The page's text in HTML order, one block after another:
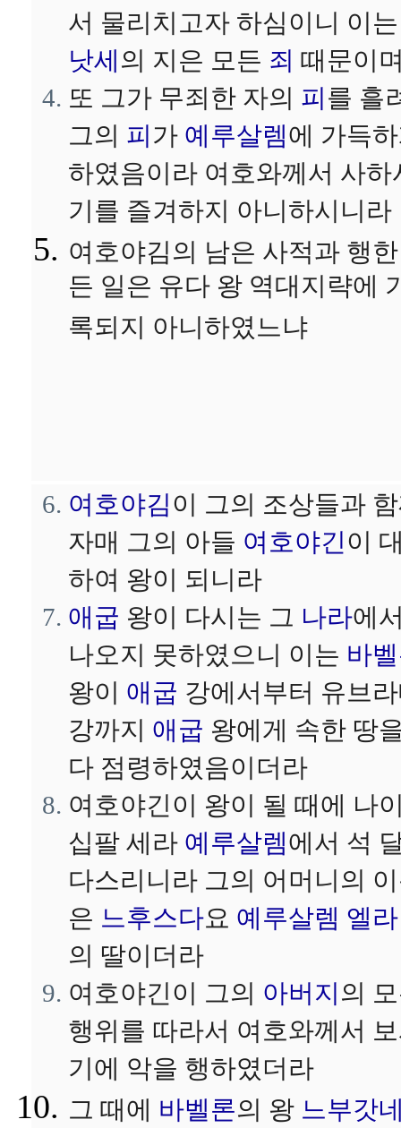
서 물리치고자 하심이니 이
낫세의 지은 모든 죄 때문이
또 그가 무죄한 자의 피 를 흘
그의 피 가 예루살렘에 가득
하였음이라 여호와께서 사하
기를 즐겨하지 아니하시니라
여호야김의 남은 사적과 행
든 일은 유다 왕 역대지략에
록되지 아니하였느냐
여호야김이 그의 조상들과
자매 그의 아들 여호야긴이
하여 왕이 되니라
애굽 왕이 다시는 그 나라에
나오지 못하였으니 이는 바
왕이 애굽 강에서부터 유브
강까지 애굽 왕에게 속한 땅
다 점령하였음이더라
여호야긴이 왕이 될 때에 나
십팔 세라 예루살렘에서 석
다스리니라 그의 어머니의
은 느후스다요 예루살렘 엘
의 딸이더라
여호야긴이 그의 아버지 의
행위를 따라서 여호와께서
기에 악을 행하였더라
그 때에 바벨론의 왕 느부갓